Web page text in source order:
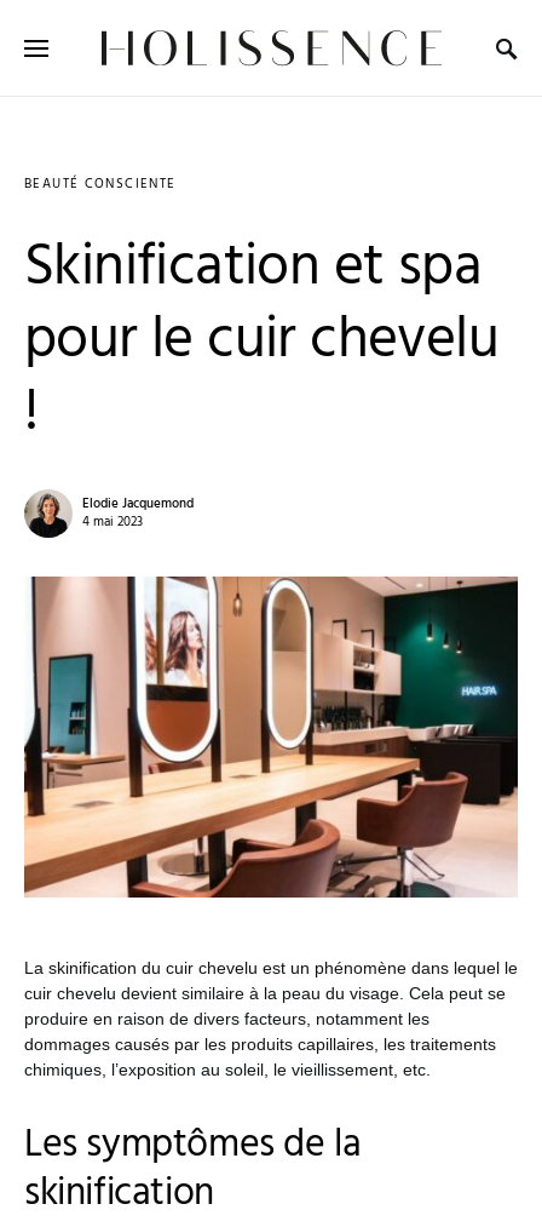
BEAUTÉ CONSCIENTE
Skinification et spa
pour le cuir chevelu
!
Elodie Jacquemond
4 mai 2023
La skinification du cuir chevelu est un phénomène dans lequel le
cuir chevelu devient similaire à la peau du visage. Cela peut se
produire en raison de divers facteurs, notamment les
dommages causés par les produits capillaires, les traitements
chimiques, l’exposition au soleil, le vieillissement, etc.
Les symptômes de la
skinification